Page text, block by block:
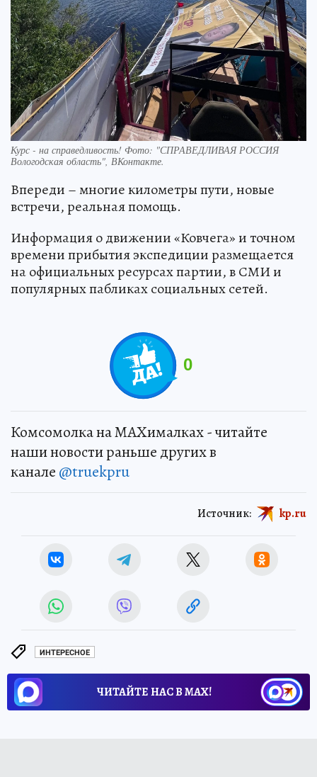
Курс - на справедливость! Фото: "СПРАВЕДЛИВАЯ РОССИЯ
Вологодская область", ВКонтакте.
Впереди – многие километры пути, новые
встречи, реальная помощь.
Информация о движении «Ковчега» и точном
времени прибытия экспедиции размещается
на официальных ресурсах партии, в СМИ и
популярных пабликах социальных сетей.
0
Комсомолка на MAXималках - читайте
наши новости раньше других в
канале @truekpru
Источник: kp.ru
ИНТЕРЕСНОЕ
ЧИТАЙТЕ НАС В МАХ!